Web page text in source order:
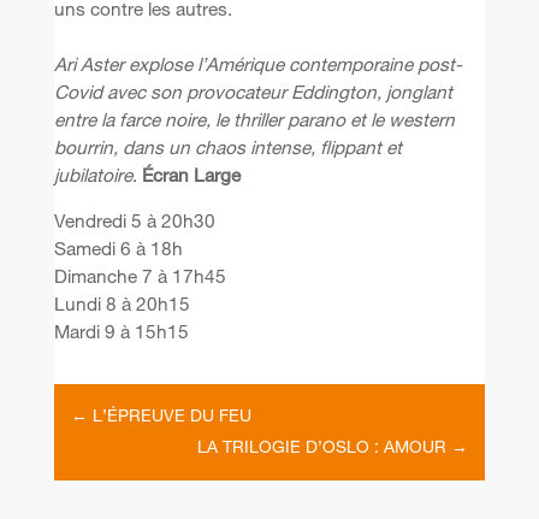
uns contre les autres.
Ari Aster explose l’Amérique contemporaine post-
Covid avec son provocateur Eddington, jonglant
entre la farce noire, le thriller parano et le western
bourrin, dans un chaos intense, flippant et
jubilatoire. Écran Large
Vendredi 5 à 20h30
Samedi 6 à 18h
Dimanche 7 à 17h45
Lundi 8 à 20h15
Mardi 9 à 15h15
← L’ÉPREUVE DU FEU
LA TRILOGIE D’OSLO : AMOUR →